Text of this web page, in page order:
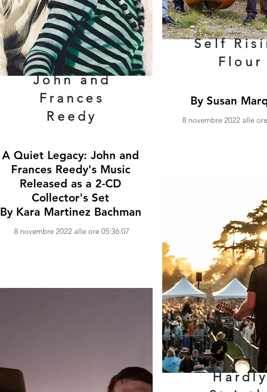
John and
Frances
Reedy
A Quiet Legacy: John and
Frances Reedy's Music
Released as a 2-CD
Collector's Set
By Kara Martinez Bachman
8 novembre 2022 alle ore 05:36:07
Self
Flour
By Susan
8 novembre 2022 alle